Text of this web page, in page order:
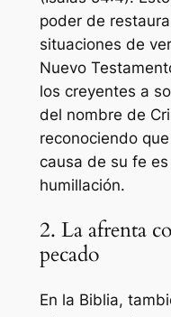
poder de
situaciones de
Nuevo
los creyentes a
del nombre de
reconociendo
causa de su fe
humillación.
2. La afrenta
pecado
En la Biblia,